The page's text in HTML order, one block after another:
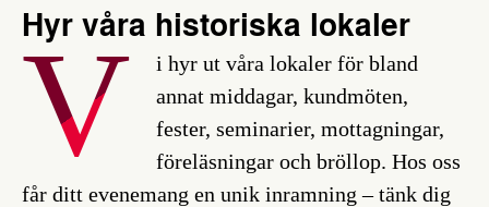
Hyr våra historiska lokaler
V
i hyr ut våra lokaler för bland
annat middagar, kundmöten,
fester, seminarier, mottagningar,
föreläsningar och bröllop. Hos oss
får ditt evenemang en unik inramning – tänk dig